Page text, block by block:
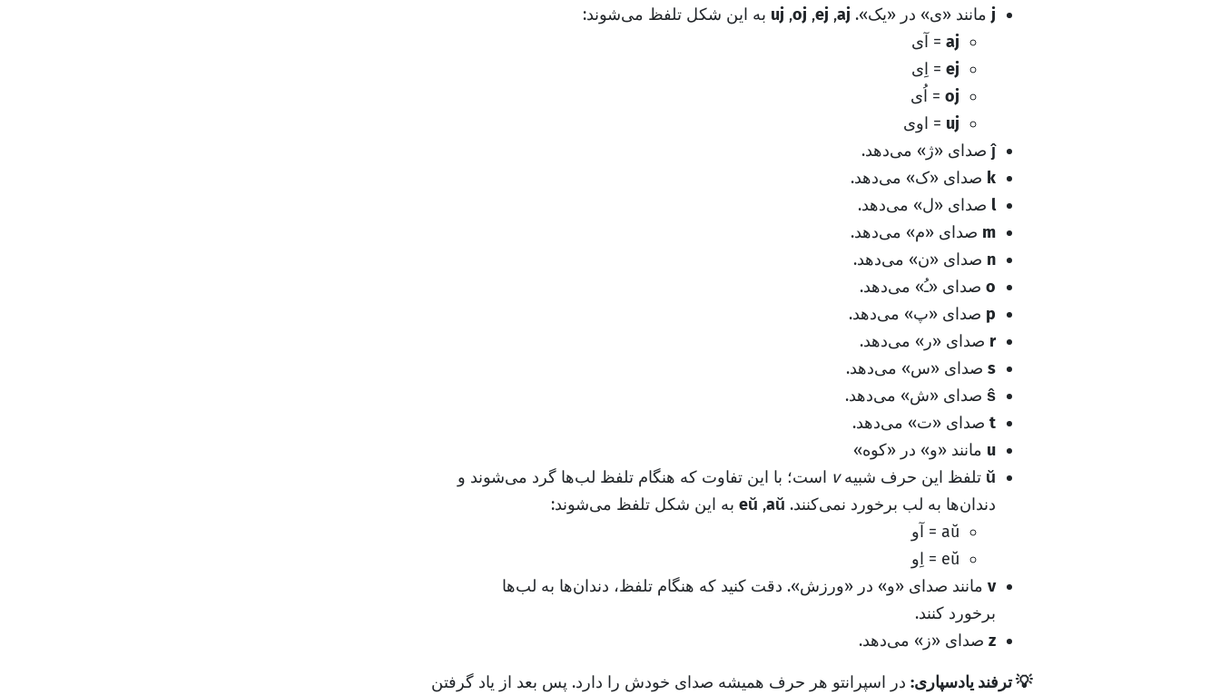
j مانند «ی» در «یک». aj
,
ej
,
oj
,
uj به این شکل تلفظ می‌شوند:
aj = آی
ej = اِی
oj = اُی
uj = اوی
ĵصدای «ژ» می‌دهد.
k صدای «ک» می‌دهد.
l صدای «ل» می‌دهد.
m صدای «م» می‌دهد.
n صدای «ن» می‌دهد.
o صدای «ـُ» می‌دهد.
p صدای «پ» می‌دهد.
r صدای «ر» می‌دهد.
s صدای «س» می‌دهد.
ŝ صدای «ش» می‌دهد.
t صدای «ت» می‌دهد.
u مانند «و» در «کوه»
ŭ تلفظ این حرف شبیهv است؛ با این تفاوت که هنگام تلفظ لب‌ها گرد می‌شوند و
دندان‌ها به لب برخورد نمی‌کنند. aŭ
,
eŭ به این شکل تلفظ می‌شوند:
aŭ = آو
eŭ = اِو
v مانند صدای «و» در «ورزش». دقت کنید که هنگام تلفظ، دندان‌ها به لب‌ها
برخورد کنند.
z صدای «ز» می‌دهد.
💡 ترفند یادسپاری: در اسپرانتو هر حرف همیشه صدای خودش را دارد. پس بعد از یاد گرفتن